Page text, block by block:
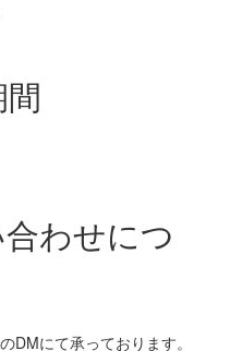
わせにつ
DMにて承っております。